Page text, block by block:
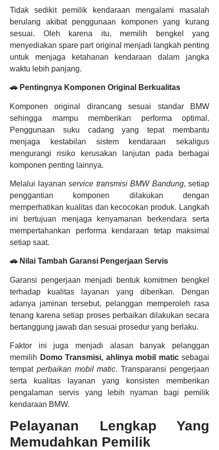
Tidak sedikit pemilik kendaraan mengalami masalah
berulang akibat penggunaan komponen yang kurang
sesuai. Oleh karena itu, memilih bengkel yang
menyediakan spare part original menjadi langkah penting
untuk menjaga ketahanan kendaraan dalam jangka
waktu lebih panjang.
🚗 Pentingnya Komponen Original Berkualitas
Komponen original dirancang sesuai standar BMW
sehingga mampu memberikan performa optimal.
Penggunaan suku cadang yang tepat membantu
menjaga kestabilan sistem kendaraan sekaligus
mengurangi risiko kerusakan lanjutan pada berbagai
komponen penting lainnya.
Melalui layanan service transmisi BMW Bandung, setiap
penggantian komponen dilakukan dengan
memperhatikan kualitas dan kecocokan produk. Langkah
ini bertujuan menjaga kenyamanan berkendara serta
mempertahankan performa kendaraan tetap maksimal
setiap saat.
🚗 Nilai Tambah Garansi Pengerjaan Servis
Garansi pengerjaan menjadi bentuk komitmen bengkel
terhadap kualitas layanan yang diberikan. Dengan
adanya jaminan tersebut, pelanggan memperoleh rasa
tenang karena setiap proses perbaikan dilakukan secara
bertanggung jawab dan sesuai prosedur yang berlaku.
Faktor ini juga menjadi alasan banyak pelanggan
memilih Domo Transmisi, ahlinya mobil maticsebagai
tempat perbaikan mobil matic. Transparansi pengerjaan
serta kualitas layanan yang konsisten memberikan
pengalaman servis yang lebih nyaman bagi pemilik
kendaraan BMW.
Pelayanan Lengkap Yang
Memudahkan Pemilik